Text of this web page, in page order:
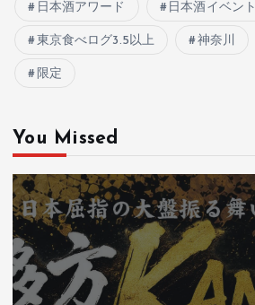
日本酒アワード 日本酒イベント
東京食べログ3.5以上 神奈川
限定
You Missed